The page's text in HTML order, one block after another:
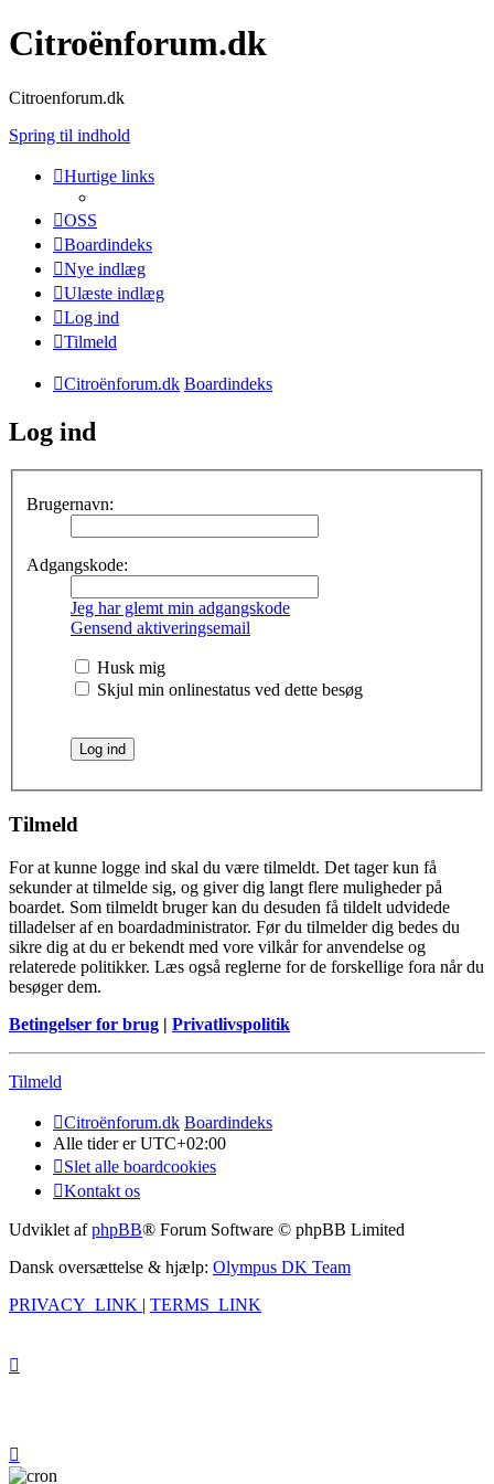
Citroënforum.dk
Citroenforum.dk
Spring til indhold
Hurtige links
OSS
Boardindeks
Nye indlæg
Ulæste indlæg
Log ind
Tilmeld
Citroënforum.dk Boardindeks
Log ind
Brugernavn:
Adgangskode:
Jeg har glemt min adgangskode
Gensend aktiveringsemail
Husk mig
Skjul min onlinestatus ved dette besøg
Tilmeld
For at kunne logge ind skal du være tilmeldt. Det tager kun få
sekunder at tilmelde sig, og giver dig langt flere muligheder på
boardet. Som tilmeldt bruger kan du desuden få tildelt udvidede
tilladelser af en boardadministrator. Før du tilmelder dig bedes du
sikre dig at du er bekendt med vore vilkår for anvendelse og
relaterede politikker. Læs også reglerne for de forskellige fora når du
besøger dem.
Betingelser for brug | Privatlivspolitik
Tilmeld
Citroënforum.dk Boardindeks
Alle tider erUTC+02:00
Slet alle boardcookies
Kontakt os
Udviklet afphpBB® Forum Software © phpBB Limited
Dansk oversættelse & hjælp: Olympus DK Team
PRIVACY_LINK | TERMS_LINK